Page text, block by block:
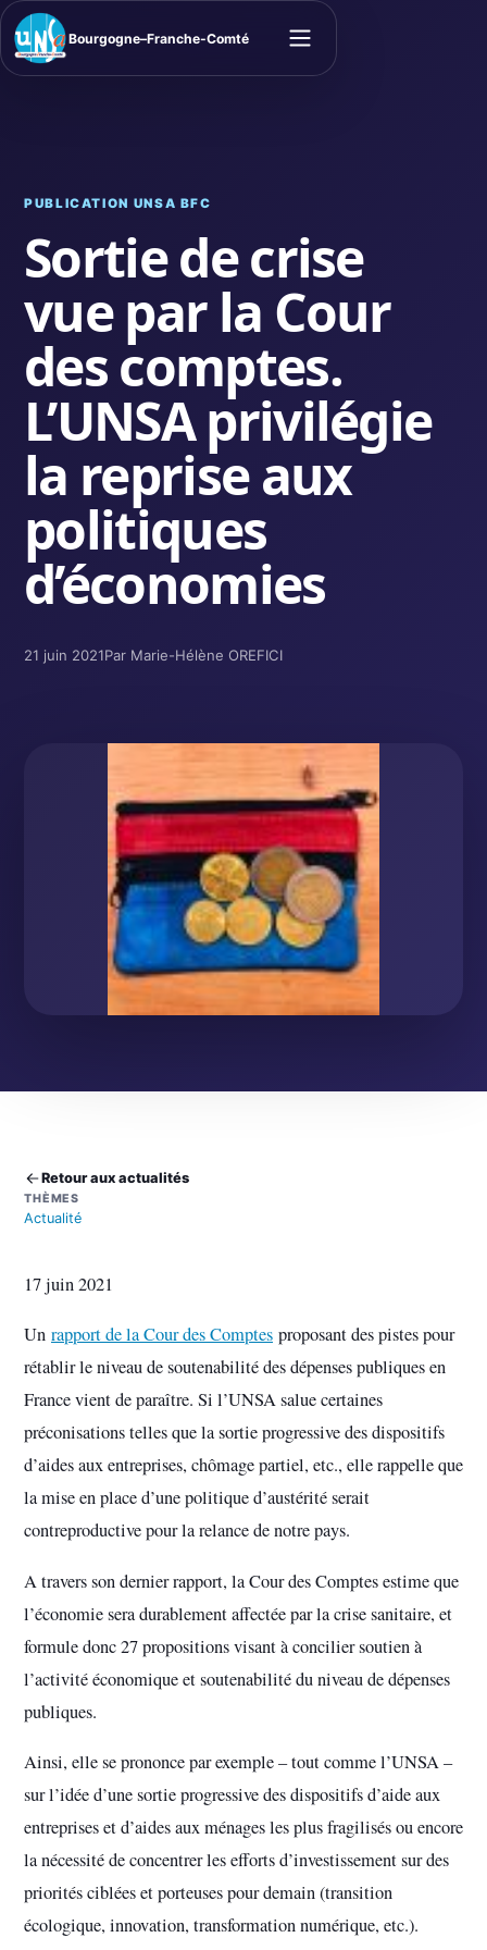
Bourgogne–Franche-Comté
Ouvrir le menu
PUBLICATION UNSA BFC
Sortie de crise
vue par la Cour
des comptes.
L’UNSA privilégie
la reprise aux
politiques
d’économies
21 juin 2021Par Marie-Hélène OREFICI
Retour aux actualités
THÈMES
Actualité
17 juin 2021
Un rapport de la Cour des Comptes proposant des pistes pour
rétablir le niveau de soutenabilité des dépenses publiques en
France vient de paraître. Si l’UNSA salue certaines
préconisations telles que la sortie progressive des dispositifs
d’aides aux entreprises, chômage partiel, etc., elle rappelle que
la mise en place d’une politique d’austérité serait
contreproductive pour la relance de notre pays.
A travers son dernier rapport, la Cour des Comptes estime que
l’économie sera durablement affectée par la crise sanitaire, et
formule donc 27 propositions visant à concilier soutien à
l’activité économique et soutenabilité du niveau de dépenses
publiques.
Ainsi, elle se prononce par exemple – tout comme l’UNSA –
sur l’idée d’une sortie progressive des dispositifs d’aide aux
entreprises et d’aides aux ménages les plus fragilisés ou encore
la nécessité de concentrer les efforts d’investissement sur des
priorités ciblées et porteuses pour demain (transition
écologique, innovation, transformation numérique, etc.).